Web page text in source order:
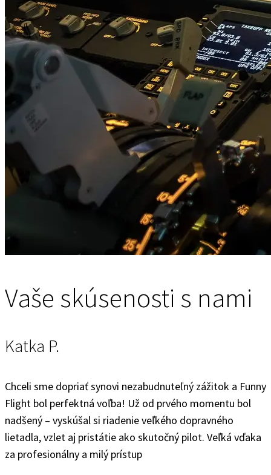
Vaše skúsenosti s nami
Katka P.
Chceli sme dopriať synovi nezabudnuteľný zážitok a Funny
Flight bol perfektná voľba! Už od prvého momentu bol
nadšený – vyskúšal si riadenie veľkého dopravného
lietadla, vzlet aj pristátie ako skutočný pilot. Veľká vďaka
za profesionálny a milý prístup